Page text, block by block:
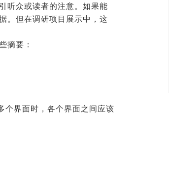
听众或读者的注意。如果能
。但在调研项目展示中，这
摘要：
个界面时，各个界面之间应该